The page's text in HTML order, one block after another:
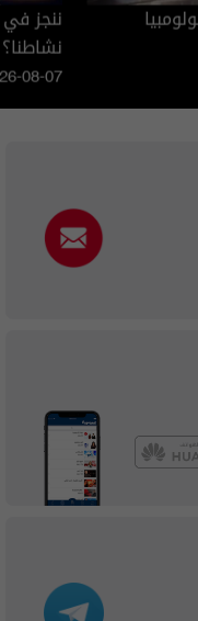
ننجز
نشاطنا؟
08-07